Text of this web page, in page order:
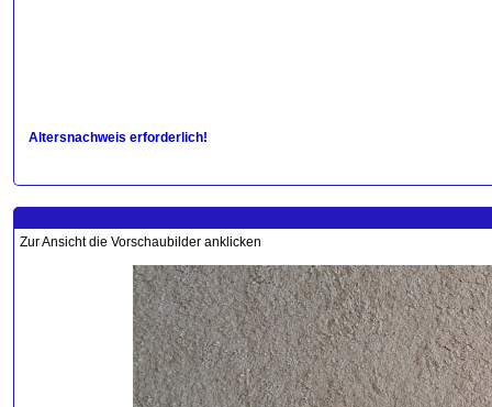
Altersnachweis erforderlich!
Zur Ansicht die Vorschaubilder anklicken